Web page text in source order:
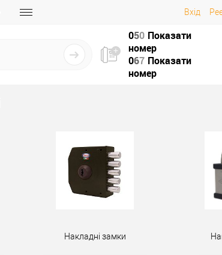
Вхід
050 Показати
номер
067 Показати
номер
Накладні замки